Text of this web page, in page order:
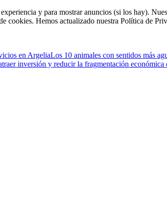
y para mostrar anuncios (si los hay).
cookies. Hemos actualizado nuestra Política de
en ArgeliaLos 10 animales con sentidos más
inversión y reducir la fragmentación